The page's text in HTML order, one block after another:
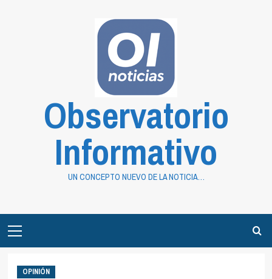
Observatorio
Informativo
UN CONCEPTO NUEVO DE LA NOTICIA…
Menu
OPINIÓN